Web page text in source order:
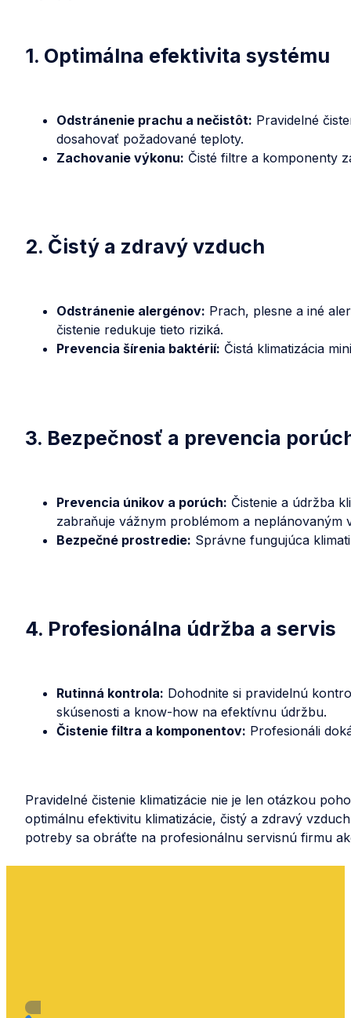
1. Optimálna efektivita systému
Odstránenie prachu a nečistôt: Pravidelné
dosahovať požadované teploty.
Zachovanie výkonu: Čisté filtre a komponenty
2. Čistý a zdravý vzduch
Odstránenie alergénov: Prach, plesne a iné
čistenie redukuje tieto riziká.
Prevencia šírenia baktérií: Čistá klimatizácia
3. Bezpečnosť a prevencia
Prevencia únikov a porúch: Čistenie a údržba
zabraňuje vážnym problémom a neplánovaným
Bezpečné prostredie: Správne fungujúca
4. Profesionálna údržba a servis
Rutinná kontrola: Dohodnite si pravidelnú
skúsenosti a know-how na efektívnu údržbu.
Čistenie filtra a komponentov: Profesionáli
Pravidelné čistenie klimatizácie nie je len otázkou
optimálnu efektivitu klimatizácie, čistý a zdravý
potreby sa obráťte na profesionálnu servisnú firmu